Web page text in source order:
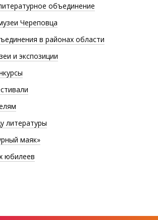
объединение
Череповца
в районах области
и экспозиции
литературы
маяк»
юбилеев